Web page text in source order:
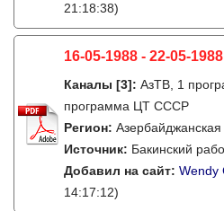
21:18:38)
16-05-1988 - 22-05-1988
Каналы [3]: АзТВ, 1
программа ЦТ СССР
Регион:
Источник: Бакинский
Добавил на сайт: Wendy
14:17:12)